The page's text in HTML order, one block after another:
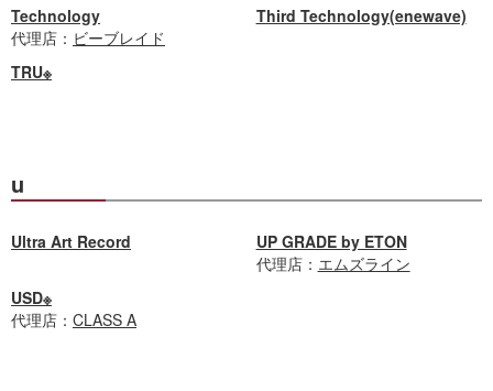
Technology
代理店： ビーブレイド
Third Technology(enewave)
TRU※
u
Ultra Art Record
UP GRADE by ETON
代理店： エムズライン
USD※
代理店： CLASS A